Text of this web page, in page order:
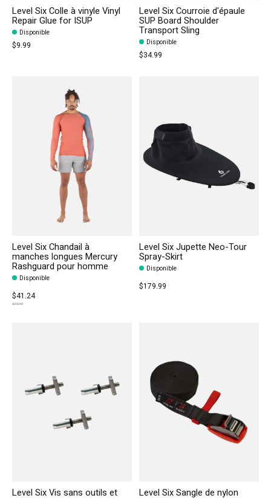
Level Six Colle à vinyle Vinyl
Repair Glue for ISUP
Disponible
$9.99
Level Six Courroie d'épaule
SUP Board Shoulder
Transport Sling
Disponible
$34.99
Level Six Chandail à
manches longues Mercury
Rashguard pour homme
Disponible
$41.24
$74.99
Level Six Jupette Neo-Tour
Spray-Skirt
Disponible
$179.99
Level Six Vis sans outils et Level Six Sangle de nylon